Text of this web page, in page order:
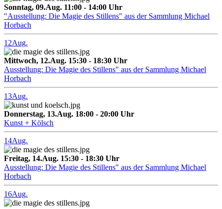
Sonntag, 09.Aug. 11:00 - 14:00 Uhr
"Ausstellung: Die Magie des Stillens" aus der Sammlung Michael
Horbach
12Aug.
Mittwoch, 12.Aug. 15:30 - 18:30 Uhr
Ausstellung: Die Magie des Stillens" aus der Sammlung Michael
Horbach
13Aug.
Donnerstag, 13.Aug. 18:00 - 20:00 Uhr
Kunst + Kölsch
14Aug.
Freitag, 14.Aug. 15:30 - 18:30 Uhr
Ausstellung: Die Magie des Stillens" aus der Sammlung Michael
Horbach
16Aug.